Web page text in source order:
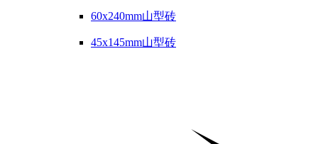
60x240mm山型砖
45x145mm山型砖